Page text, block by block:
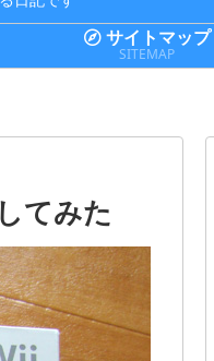
サイトマップ
SITEMAP
てみた